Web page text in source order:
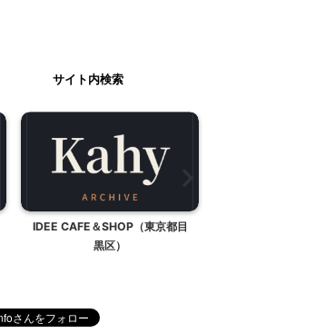
サイト内検索
IDEE CAFE＆SHOP（東京都目
黒区）